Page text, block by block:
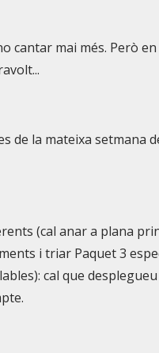
cantar mai més. Però
de la mateixa setmana
(cal anar a plana
i triar Paquet 3
cal que